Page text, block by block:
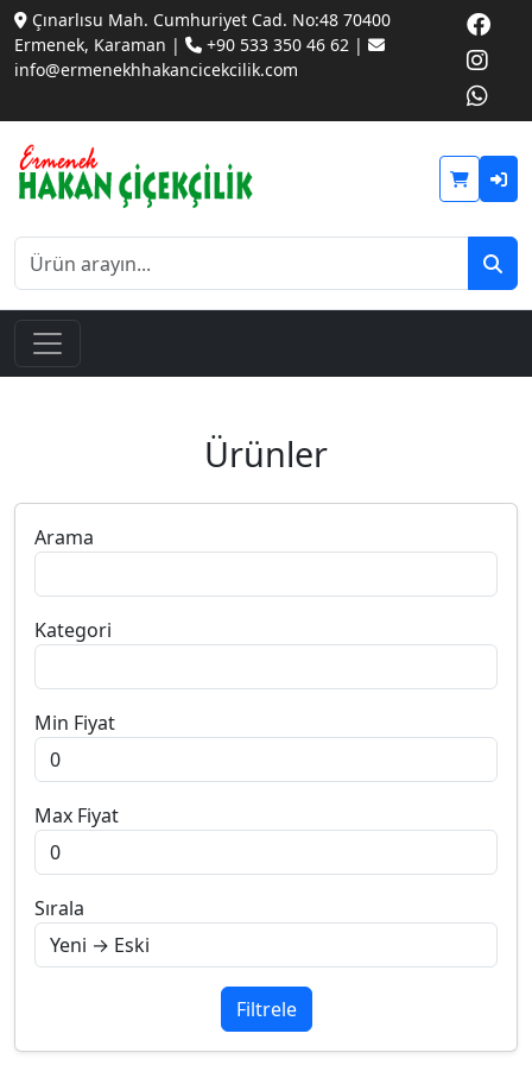
Çınarlısu Mah. Cumhuriyet Cad. No:48 70400
Ermenek, Karaman |
+90 533 350 46 62 |
info@ermenekhhakancicekcilik.com
Ürünler
Arama
Kategori
Min Fiyat
Max Fiyat
Sırala
Filtrele